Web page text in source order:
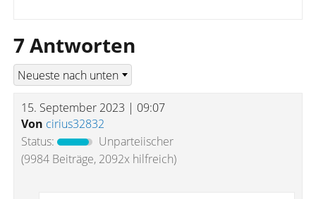
7 Antworten
15. September 2023 | 09:07
Von cirius32832
Status:
Unparteiischer
(9984 Beiträge, 2092x hilfreich)